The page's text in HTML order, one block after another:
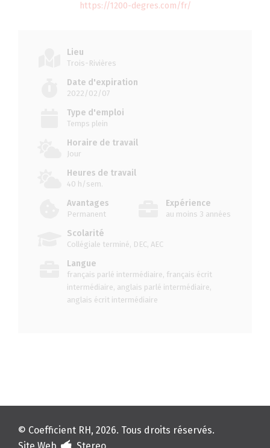
https://1200-degres.com/fr/
Lieu
Trois-Rivières
Date d'expiration
2022/02/07
Type d'emploi
Temps plein
Horaire de travail
Jour
Heures de travail
40 h/sem.
Avantages
Permanent
Expérience
au moins 3 années
Scolarité
Collégiale terminé, DEC, AEC
Langue
français parlé intermédiaire, français écrit
intermédiaire, anglais parlé intermédiaire,
anglais écrit intermédiaire
© Coefficient RH, 2026. Tous droits réservés.